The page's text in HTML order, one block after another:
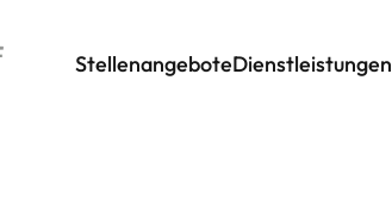
StellenangeboteDienstleistungen